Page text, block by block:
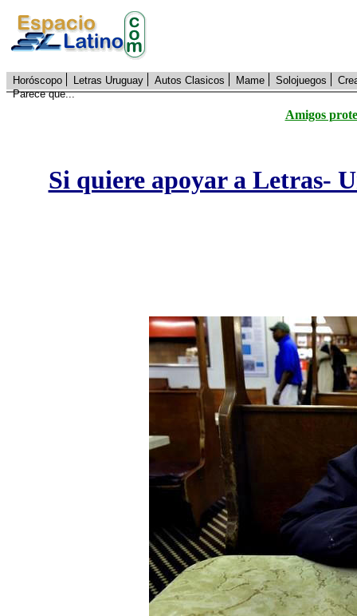
Horóscopo Letras Uruguay Autos Clasicos Mame Solojuegos
Parece que...
Amigos
Si quiere apoyar a Letras-